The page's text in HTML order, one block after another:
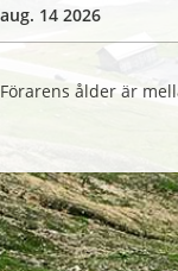
Förarens ålder är